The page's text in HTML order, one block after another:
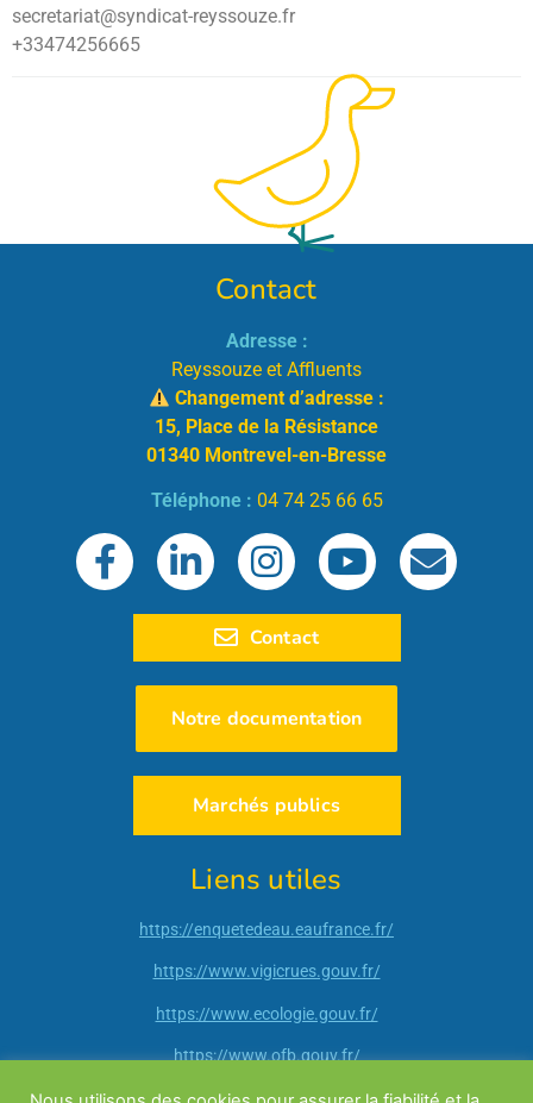
secretariat@syndicat-reyssouze.fr
+33474256665
Contact
Adresse :
Reyssouze et Affluents
Changement d’adresse :
15, Place de la Résistance
01340 Montrevel-en-Bresse
Téléphone : 04 74 25 66 65
Contact
Notre documentation
Marchés publics
Liens utiles
https://enquetedeau.eaufrance.fr/
https://www.vigicrues.gouv.fr/
https://www.ecologie.gouv.fr/
https://www.ofb.gouv.fr/
http://www.ain.gouv.fr/